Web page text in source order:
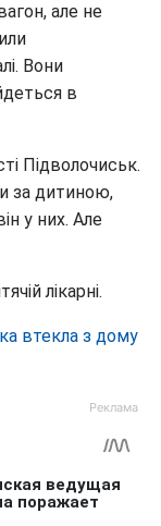
але не
Вони
в
Підволочиськ.
за дитиною,
у них. Але
лікарні.
втекла з дому